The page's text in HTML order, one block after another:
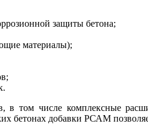
защиты бетона;
материалы);
в том числе комплексные
бетонах добавки РСАМ